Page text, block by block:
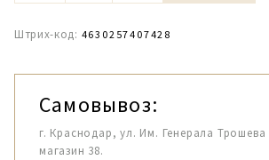
Штрих-код: 4630257407428
Самовывоз:
г. Краснодар, ул. Им. Генерала Трошева
магазин 38.